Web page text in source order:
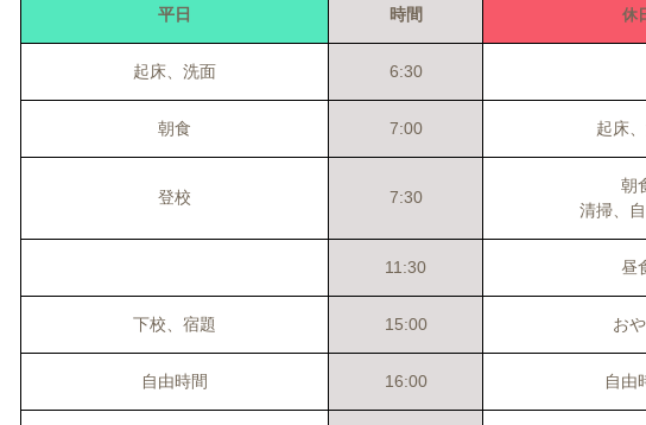
平日 時間 休
起床、洗面 6:30
朝食 7:00 起床
登校 7:30
朝
清掃、
11:30 昼
下校、宿題 15:00 お
自由時間 16:00 自由